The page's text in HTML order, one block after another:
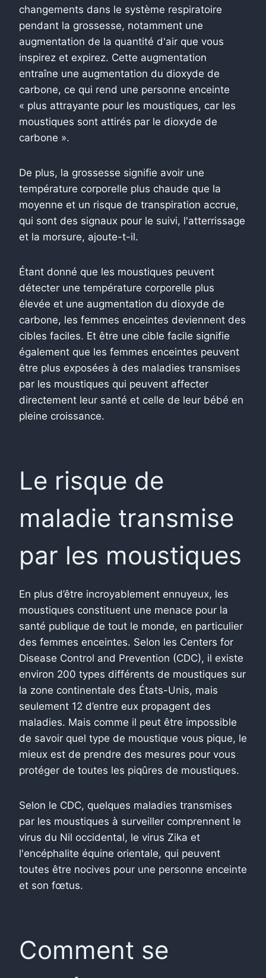
changements dans le système respiratoire
pendant la grossesse, notamment une
augmentation de la quantité d'air que vous
inspirez et expirez. Cette augmentation
entraîne une augmentation du dioxyde de
carbone, ce qui rend une personne enceinte
« plus attrayante pour les moustiques, car les
moustiques sont attirés par le dioxyde de
carbone ».
De plus, la grossesse signifie avoir une
température corporelle plus chaude que la
moyenne et un risque de transpiration accrue,
qui sont des signaux pour le suivi, l'atterrissage
et la morsure, ajoute-t-il.
Étant donné que les moustiques peuvent
détecter une température corporelle plus
élevée et une augmentation du dioxyde de
carbone, les femmes enceintes deviennent des
cibles faciles. Et être une cible facile signifie
également que les femmes enceintes peuvent
être plus exposées à des maladies transmises
par les moustiques qui peuvent affecter
directement leur santé et celle de leur bébé en
pleine croissance.
Le risque de
maladie transmise
par les moustiques
En plus d’être incroyablement ennuyeux, les
moustiques constituent une menace pour la
santé publique de tout le monde, en particulier
des femmes enceintes. Selon les Centers for
Disease Control and Prevention (CDC), il existe
environ 200 types différents de moustiques sur
la zone continentale des États-Unis, mais
seulement 12 d’entre eux propagent des
maladies. Mais comme il peut être impossible
de savoir quel type de moustique vous pique, le
mieux est de prendre des mesures pour vous
protéger de toutes les piqûres de moustiques.
Selon le CDC, quelques maladies transmises
par les moustiques à surveiller comprennent le
virus du Nil occidental, le virus Zika et
l'encéphalite équine orientale, qui peuvent
toutes être nocives pour une personne enceinte
et son fœtus.
Comment se